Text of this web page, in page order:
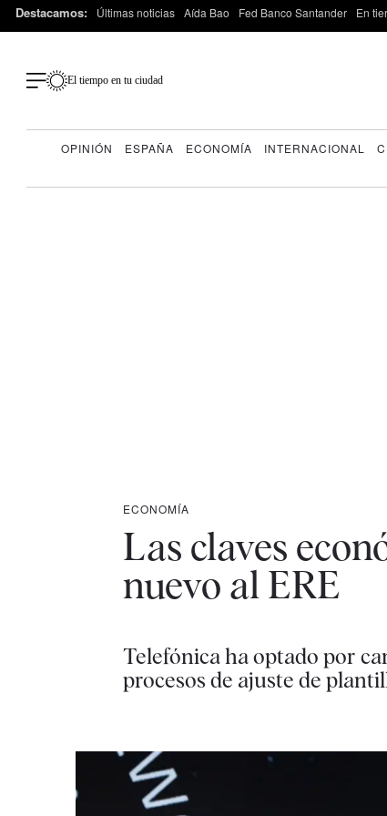
Destacamos: Últimas noticias Aída Bao Fed Banco Santander En
El tiempo en tu ciudad
OPINIÓN ESPAÑA ECONOMÍA INTERNACIONAL
ECONOMÍA
Las claves
nuevo al ERE
Telefónica ha optado por
procesos de ajuste de